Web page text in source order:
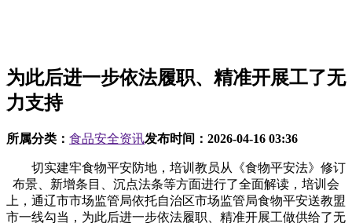
为此后进一步依法履职、精准开展工了无
力支持
所属分类： 食品安全资讯发布时间： 2026-04-16 03:36
切实建牢食物平安防地，培训教员从《食物平安法》修订
布景、新增条目、沉点法条等方面进行了全面解读，培训会
上，通辽市市场监管局依托自治区市场监管局食物平安送教盟
市一线勾当，为此后进一步依法履职、精准开展工做供给了无